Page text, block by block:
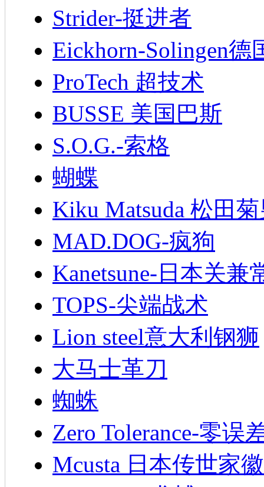
Strider-挺进者
Eickhorn-Solingen德
ProTech 超技术
BUSSE 美国巴斯
S.O.G.-索格
蝴蝶
Kiku Matsuda 松田
MAD.DOG-疯狗
Kanetsune-日本关兼
TOPS-尖端战术
Lion steel意大利钢狮
大马士革刀
蜘蛛
Zero Tolerance-零误
Mcusta 日本传世家徽